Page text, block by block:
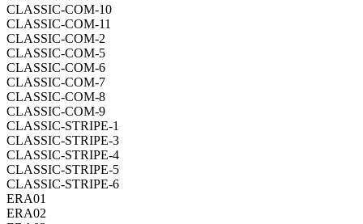
CLASSIC-COM-10
CLASSIC-COM-11
CLASSIC-COM-2
CLASSIC-COM-5
CLASSIC-COM-6
CLASSIC-COM-7
CLASSIC-COM-8
CLASSIC-COM-9
CLASSIC-STRIPE-1
CLASSIC-STRIPE-3
CLASSIC-STRIPE-4
CLASSIC-STRIPE-5
CLASSIC-STRIPE-6
ERA01
ERA02